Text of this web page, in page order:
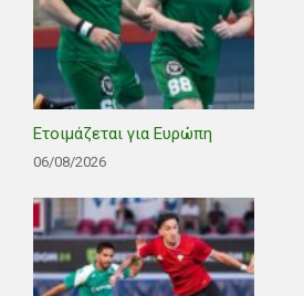
Ετοιμάζεται για Ευρώπη
06/08/2026